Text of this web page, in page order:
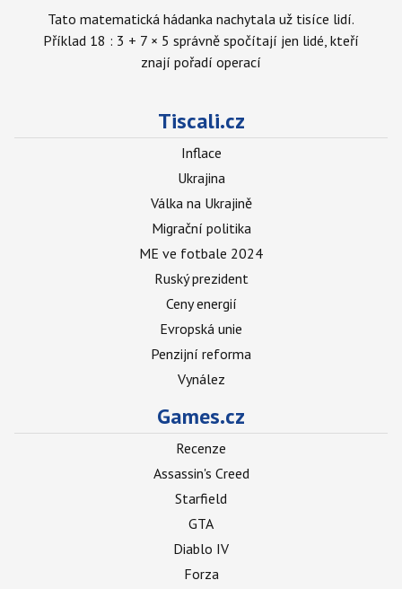
Tato matematická hádanka nachytala už tisíce lidí.
Příklad 18 : 3 + 7 × 5 správně spočítají jen lidé, kteří
znají pořadí operací
Tiscali.cz
Inflace
Ukrajina
Válka na Ukrajině
Migrační politika
ME ve fotbale 2024
Ruský prezident
Ceny energií
Evropská unie
Penzijní reforma
Vynález
Games.cz
Recenze
Assassin's Creed
Starfield
GTA
Diablo IV
Forza